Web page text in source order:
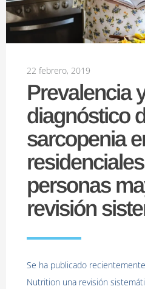
22 febrero, 2019
Prevalencia
diagnóstico
sarcopenia
personas
revisión
Se ha publicado
Nutrition una revisión